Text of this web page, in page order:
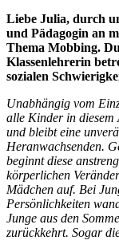
Liebe Julia, durch
und Pädagogin an
Thema Mobbing.
Klassenlehrerin
sozialen
Unabhängig vom
alle Kinder in diesem
und bleibt eine
Heranwachsenden.
beginnt diese
körperlichen
Mädchen auf. Bei
Persönlichkeiten
Junge aus den
zurückkehrt. Sogar